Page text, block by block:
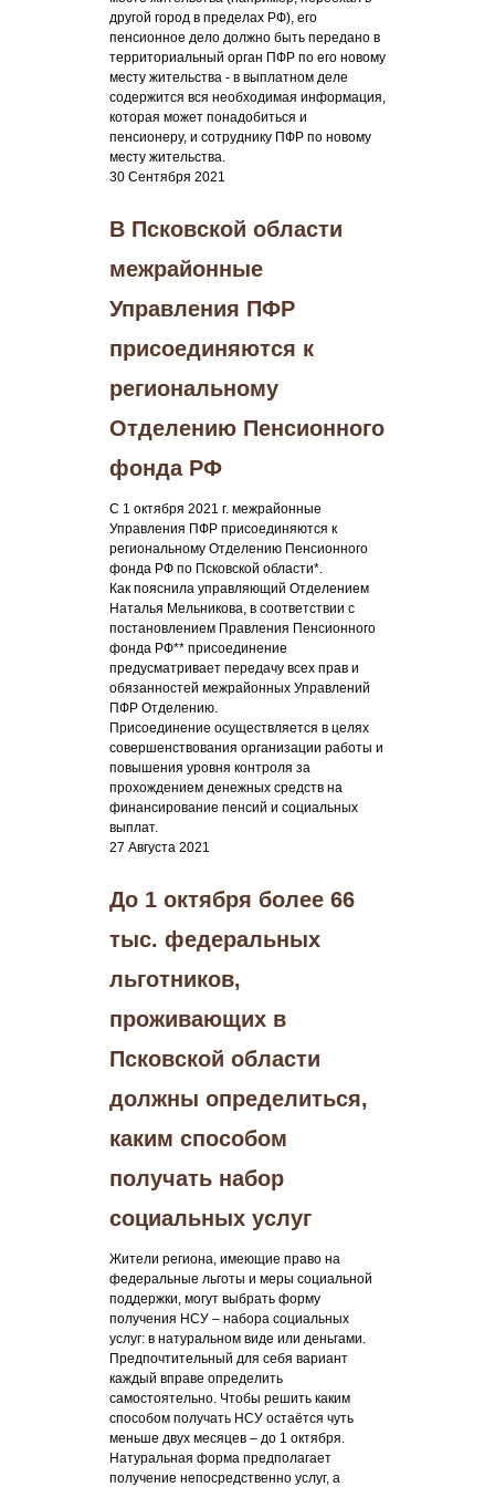
другой город в пределах РФ), его
пенсионное дело должно быть передано в
территориальный орган ПФР по его новому
месту жительства - в выплатном деле
содержится вся необходимая информация,
которая может понадобиться и
пенсионеру, и сотруднику ПФР по новому
месту жительства.
30 Сентября 2021
В Псковской области
межрайонные
Управления ПФР
присоединяются к
региональному
Отделению Пенсионного
фонда РФ
С 1 октября 2021 г. межрайонные
Управления ПФР присоединяются к
региональному Отделению Пенсионного
фонда РФ по Псковской области*.
Как пояснила управляющий Отделением
Наталья Мельникова, в соответствии с
постановлением Правления Пенсионного
фонда РФ** присоединение
предусматривает передачу всех прав и
обязанностей межрайонных Управлений
ПФР Отделению.
Присоединение осуществляется в целях
совершенствования организации работы и
повышения уровня контроля за
прохождением денежных средств на
финансирование пенсий и социальных
выплат.
27 Августа 2021
До 1 октября более 66
тыс. федеральных
льготников,
проживающих в
Псковской области
должны определиться,
каким способом
получать набор
социальных услуг
Жители региона, имеющие право на
федеральные льготы и меры социальной
поддержки, могут выбрать форму
получения НСУ – набора социальных
услуг: в натуральном виде или деньгами.
Предпочтительный для себя вариант
каждый вправе определить
самостоятельно. Чтобы решить каким
способом получать НСУ остаётся чуть
меньше двух месяцев – до 1 октября.
Натуральная форма предполагает
получение непосредственно услуг, а